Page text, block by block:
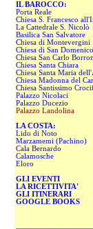
IL BAROCCO:
Porta Reale
Chiesa S. Francesco
La Cattedrale S. Nicolò
Basilica San Salvatore
Chiesa di Montevergini
Chiesa di San Domenico
Chiesa San Carlo
Chiesa Santa Chiara
Chiesa Santa Maria
Chiesa Madonna del
Chiesa Santissimo
Palazzo Nicolaci
Palazzo Ducezio
Palazzo Landolina
LA COSTA:
Lido di Noto
Marzamemi (Pachino)
Cala Bernardo
Calamosche
Eloro
GLI EVENTI
LA RICETTIVITA'
GLI ITINERARI
GOOGLE BOOKS